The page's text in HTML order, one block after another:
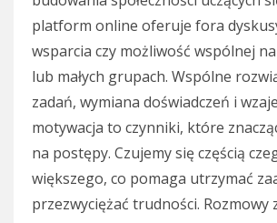
platform online oferuje fora
wsparcia czy możliwość wspólnej
lub małych grupach. Wspólne
zadań, wymiana doświadczeń i
motywacja to czynniki, które
na postępy. Czujemy się częścią
większego, co pomaga utrzymać
przezwyciężać trudności. Rozmowy